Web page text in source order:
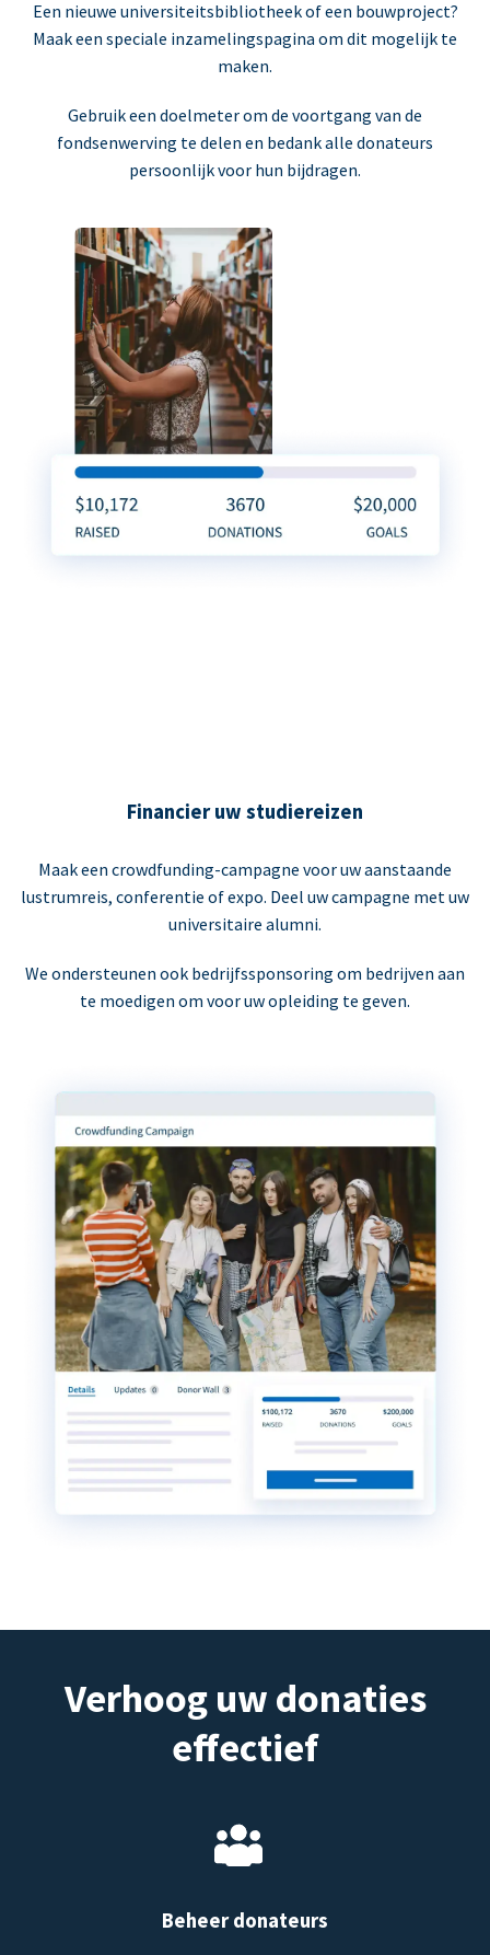
Een nieuwe universiteitsbibliotheek of een bouwproject?
Maak een speciale inzamelingspagina om dit mogelijk te
maken.
Gebruik een doelmeter om de voortgang van de
fondsenwerving te delen en bedank alle donateurs
persoonlijk voor hun bijdragen.
Financier uw studiereizen
Maak een crowdfunding-campagne voor uw aanstaande
lustrumreis, conferentie of expo. Deel uw campagne met uw
universitaire alumni.
We ondersteunen ook bedrijfssponsoring om bedrijven aan
te moedigen om voor uw opleiding te geven.
Verhoog uw donaties
effectief
Beheer donateurs